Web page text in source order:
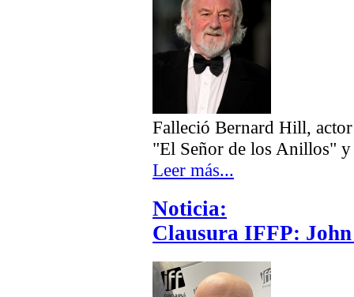
Falleció Bernard Hill,
"El Señor de los Anillos"
Leer más...
Noticia:
Clausura IFFP: